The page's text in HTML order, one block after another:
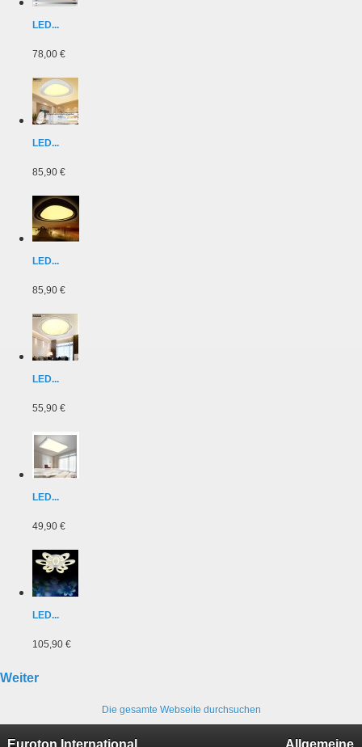
LED...
78,00 €
LED...
85,90 €
LED...
85,90 €
LED...
55,90 €
LED...
49,90 €
LED...
105,90 €
Weiter
Die gesamte Webseite durchsuchen
Euroton International Allgemeine